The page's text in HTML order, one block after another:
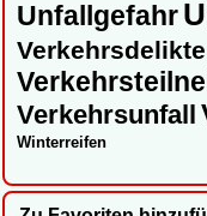
Unfallgefahr
Verkehrsdelikte
Verkehrsunfall
Winterreifen